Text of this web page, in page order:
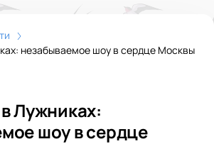
незабываемое шоу в сердце Москвы
Лужниках:
шоу в сердце